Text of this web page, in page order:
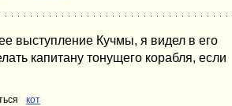
выступление Кучмы, я видел в его
капитану тонущего корабля, если
кот